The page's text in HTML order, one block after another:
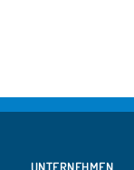
UNTERNEHMEN